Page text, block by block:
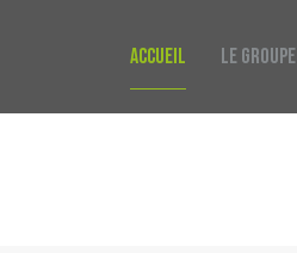
ACCUEIL LE GROUPE